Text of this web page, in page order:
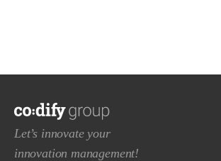
Let’s innovate your
innovation management!